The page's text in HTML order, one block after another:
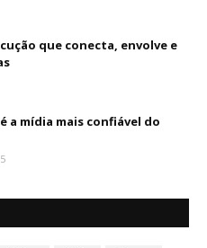
que conecta, envolve e
a mídia mais confiável do